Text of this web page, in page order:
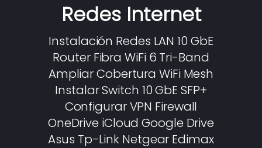
Redes Internet
Instalación Redes LAN 10 GbE
Router Fibra WiFi 6 Tri-Band
Ampliar Cobertura WiFi Mesh
Instalar Switch 10 GbE SFP+
Configurar VPN Firewall
OneDrive iCloud Google Drive
Asus Tp-Link Netgear Edimax